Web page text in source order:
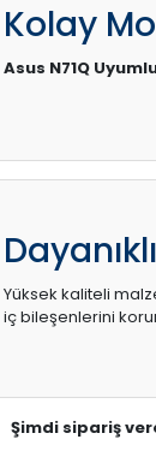
Kolay
Asus N71Q
Yüksek kaliteli
iç bileşenlerini
Şimdi sipariş